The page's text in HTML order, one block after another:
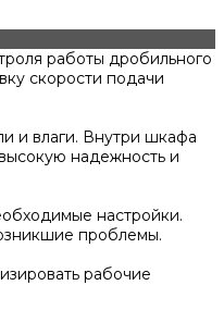
работы дробильного
скорости подачи
и влаги. Внутри шкафа
надежность и
настройки.
проблемы.
рабочие